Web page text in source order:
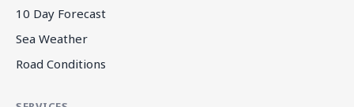
10 Day Forecast
Sea Weather
Road Conditions